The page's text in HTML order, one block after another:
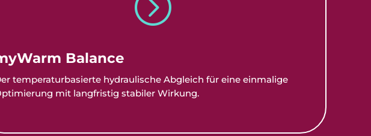
Balance
temperaturbasierte hydraulische Abgleich für eine einmalige
mit langfristig stabiler Wirkung.